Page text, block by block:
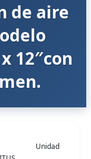
de aire
12″con
Unidad